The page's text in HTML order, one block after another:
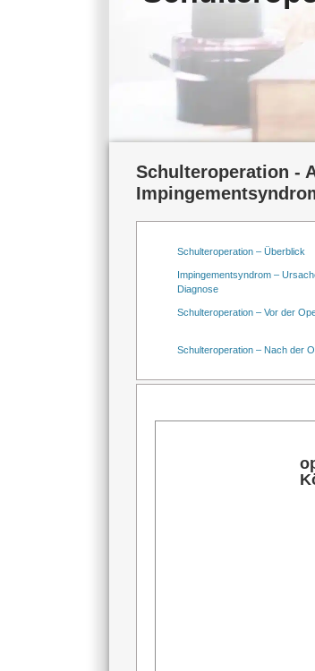
Schulteroperation -
Schulteroperation – Überblick
Impingementsyndrom –
Diagnose
Schulteroperation – Vor der
Schulteroperation – Nach der